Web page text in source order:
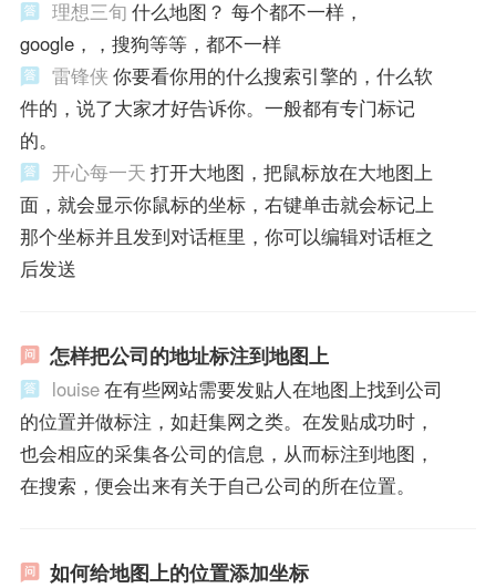
理想三旬 什么地图？ 每个都不一样，
google，，搜狗等等，都不一样
雷锋侠 你要看你用的什么搜索引擎的，什么软
件的，说了大家才好告诉你。一般都有专门标记
的。
开心每一天 打开大地图，把鼠标放在大地图上
面，就会显示你鼠标的坐标，右键单击就会标记上
那个坐标并且发到对话框里，你可以编辑对话框之
后发送
怎样把公司的地址标注到地图上
louise在有些网站需要发贴人在地图上找到公司
的位置并做标注，如赶集网之类。在发贴成功时，
也会相应的采集各公司的信息，从而标注到地图，
在搜索，便会出来有关于自己公司的所在位置。
如何给地图上的位置添加坐标